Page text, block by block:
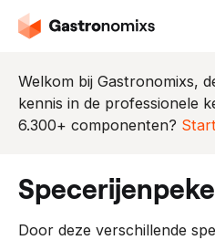
Welkom bij Gastronomixs,
kennis in de professionele
6.300+ componenten?
Door deze verschillende